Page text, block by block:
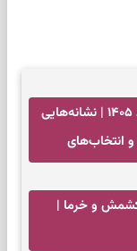
فال شمع امروز یکشنبه ۱۸ مرداد ۱۴۰۵ | نشانه‌هایی
انتخاب‌های
کشمش و خرما |